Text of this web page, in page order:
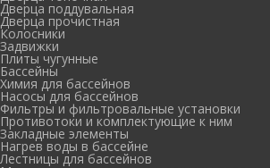
Дверца поддувальная
Дверца прочистная
Колосники
Задвижки
Плиты чугунные
Бассейны
Химия для бассейнов
Насосы для бассейнов
Фильтры и фильтровальные установки
Противотоки и комплектующие к ним
Закладные элементы
Нагрев воды в бассейне
Лестницы для бассейнов